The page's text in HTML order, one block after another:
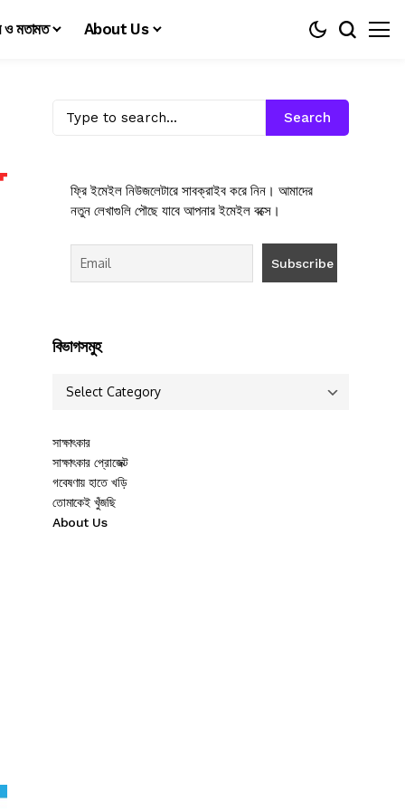
ও মতামত About Us
Search
ফ্রি ইমেইল নিউজলেটারে সাবক্রাইব করে নিন। আমাদের
নতুন লেখাগুলি পৌছে যাবে আপনার ইমেইল বক্সে।
বিভাগসমুহ
সাক্ষাৎকার
সাক্ষাৎকার প্রোজেক্ট
গবেষণায় হাতে খড়ি
তোমাকেই খুঁজছি
About Us